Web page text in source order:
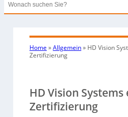
Search
Home »Allgemein» HD Vision
Zertifizierung
HD Vision Systems
Zertifizierung